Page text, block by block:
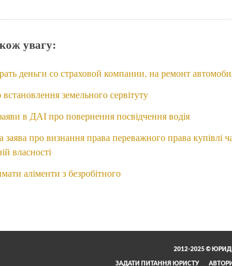
увагу:
деньги со страховой компании, на ремонт
встановлення земельного сервітуту
в ДАІ про повернення посвідчення водія
заява про визнання права переважного права купівлі
власності
аліменти з безробітного
2012-2025 ©
ЗАДАТИ ПИТАННЯ ЮРИСТУ АВТОРИ